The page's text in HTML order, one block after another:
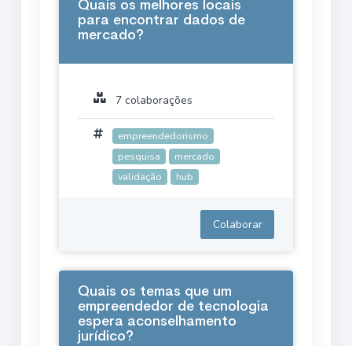
Quais os melhores locais
para encontrar dados de
mercado?
7 colaborações
empreendedorismo
pesquisa
mercado
validação
hub
Colaborar
Quais os temas que um
empreendedor de tecnologia
espera aconselhamento
jurídico?